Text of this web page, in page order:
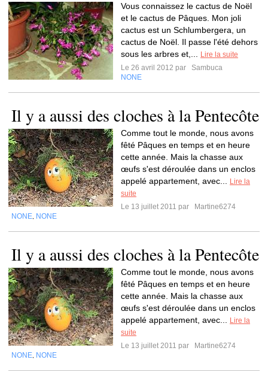
Vous connaissez le cactus de Noël
et le cactus de Pâques. Mon joli
cactus est un Schlumbergera, un
cactus de Noël. Il passe l'été dehors
sous les arbres et,...
Lire la suite
Le 26 avril 2012 par
Sambuca
NONE
Il y a aussi des cloches à la Pentecôte
Comme tout le monde, nous avons
fêté Pâques en temps et en heure
cette année. Mais la chasse aux
œufs s'est déroulée dans un enclos
appelé appartement, avec...
Lire la
suite
Le 13 juillet 2011 par
Martine6274
NONE NONE
Il y a aussi des cloches à la Pentecôte
Comme tout le monde, nous avons
fêté Pâques en temps et en heure
cette année. Mais la chasse aux
œufs s'est déroulée dans un enclos
appelé appartement, avec...
Lire la
suite
Le 13 juillet 2011 par
Martine6274
NONE NONE